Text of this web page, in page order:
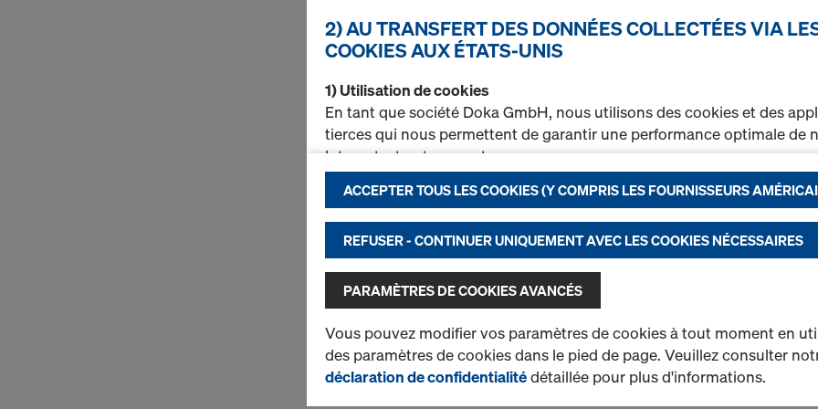
Plaque super 15,0
Accessoire d’assemblage
utilisée avec des tiges
Quantité
1 produits trouvés Le plus recherché
2) AU TRANSFERT DES DONNÉES COLLECTÉES VIA
COOKIES AUX ÉTATS-UNIS
1) Utilisation de cookies
En tant que société Doka GmbH, nous utilisons des cookies et des
tierces qui nous permettent de garantir une performance optimale de
Internet, et notamment
d’améliorer en permanence la fonctionnalité de notre site Internet
d’assurer un processus d’achat optimal lors de l’utilisation de la
Doka (fonctionnels et statistiques) ou
d’activer sur certaines plateformes une publicité ciblée adaptée à
d’utilisateur (marketing).
de protection des données. Vous avez également la possibilité de
cookies(paramétrages avancés des cookies).
ACCEPTER TOUS LES COOKIES (Y COMPRIS LES FOURNISSEURS
REFUSER - CONTINUER UNIQUEMENT AVEC LES COOKIES NÉCESSAIRES
PARAMÈTRES DE COOKIES AVANCÉS
Vous pouvez modifier vos paramètres de cookies à tout moment en
des paramètres de cookies dans le pied de page. Veuillez consulter
déclaration de confidentialitédétaillée pour plus d'informations.